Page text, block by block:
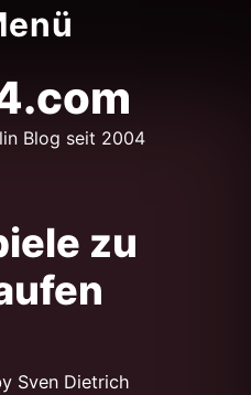
Blog seit 2004
zu
Sven Dietrich